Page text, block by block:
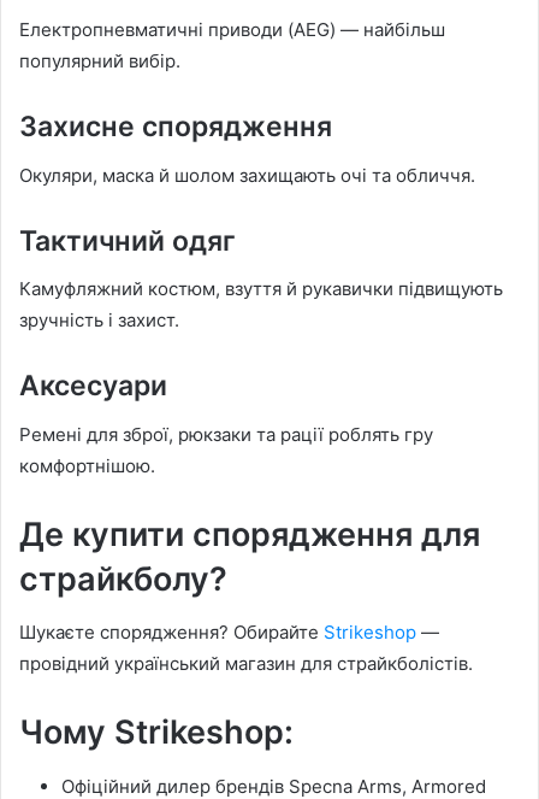
Електропневматичні приводи (AEG) — найбільш
популярний вибір.
Захисне спорядження
Окуляри, маска й шолом захищають очі та обличчя.
Тактичний одяг
Камуфляжний костюм, взуття й рукавички підвищують
зручність і захист.
Аксесуари
Ремені для зброї, рюкзаки та рації роблять гру
комфортнішою.
Де купити спорядження для
страйкболу?
Шукаєте спорядження? Обирайте Strikeshop —
провідний український магазин для страйкболістів.
Чому Strikeshop:
Офіційний дилер брендів Specna Arms, Armored